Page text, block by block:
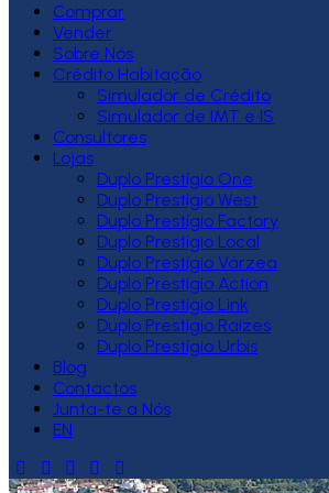
Comprar
Vender
Sobre Nós
Crédito Habitação
Simulador de Crédito
Simulador de IMT e IS
Consultores
Lojas
Duplo Prestígio One
Duplo Prestígio West
Duplo Prestígio Factory
Duplo Prestígio Local
Duplo Prestígio Várzea
Duplo Prestígio Action
Duplo Prestígio Link
Duplo Prestígio Raízes
Duplo Prestígio Urbis
Blog
Contactos
Junta-te a Nós
EN